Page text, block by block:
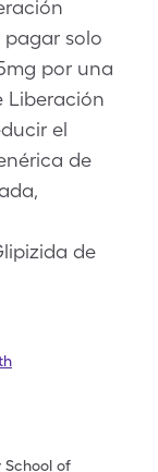
pagar solo
por una
Liberación
el
de
de
School of